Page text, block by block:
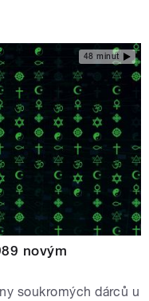
48 minut
novým
soukromých dárců u